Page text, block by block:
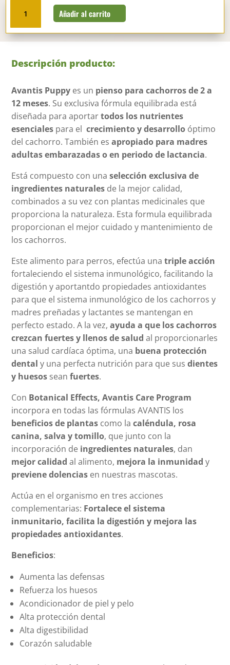
cachorros
Avantis
Puppy
kg
cantidad
Añadir al carrito
Descripción producto:
Avantis Puppy es un pienso para cachorros de 2 a
12 meses. Su exclusiva fórmula equilibrada está
diseñada para aportartodos los nutrientes
esenciales para elcrecimiento y desarrollo óptimo
del cachorro. También esapropiado para madres
adultas embarazadas o en periodo de lactancia.
Está compuesto con unaselección exclusiva de
ingredientes naturales de la mejor calidad,
combinados a su vez con plantas medicinales que
proporciona la naturaleza. Esta formula equilibrada
proporcionan el mejor cuidado y mantenimiento de
los cachorros.
Este alimento para perros, efectúa unatriple acción
fortaleciendo el sistema inmunológico, facilitando la
digestión y aportantdo propiedades antioxidantes
para que el sistema inmunológico de los cachorros y
madres preñadas y lactantes se mantengan en
perfecto estado. A la vez,ayuda a que los cachorros
crezcan fuertes y llenos de salud al proporcionarles
una salud cardíaca óptima, una buena protección
dental y una perfecta nutrición para que susdientes
y huesos seanfuertes.
Con Botanical Effects, Avantis Care Program
incorpora en todas las fórmulas AVANTIS los
beneficios de plantas como lacaléndula, rosa
canina, salva y tomillo, que junto con la
incorporación de ingredientes naturales, dan
mejor calidad al alimento, mejora la inmunidad y
previene dolencias en nuestras mascotas.
Actúa en el organismo en tres acciones
complementarias: Fortalece el sistema
inmunitario, facilita la digestión y mejora las
propiedades antioxidantes.
Beneficios:
Aumenta las defensas
Refuerza los huesos
Acondicionador de piel y pelo
Alta protección dental
Alta digestibilidad
Corazón saludable